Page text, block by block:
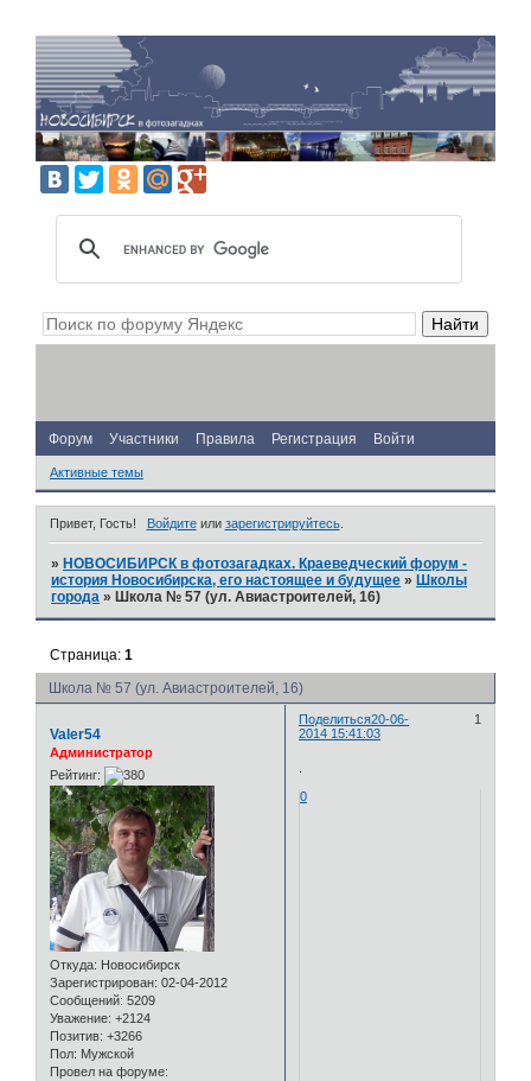
Форум Участники Правила Регистрация Войти
Активные темы
Привет, Гость! Войдитеили зарегистрируйтесь.
» НОВОСИБИРСК в фотозагадках. Краеведческий форум -
история Новосибирска, его настоящее и будущее » Школы
города » Школа № 57 (ул. Авиастроителей, 16)
Школа № 57 (ул. Авиастроителей, 16)
Страница:1
Поделиться 1
20-06-
2014 15:41:03
Valer54
Администратор
Рейтинг:
Откуда: Новосибирск
Зарегистрирован: 02-04-2012
Сообщений: 5209
Уважение: +2124
Позитив: +3266
Пол: Мужской
Провел на форуме:
0